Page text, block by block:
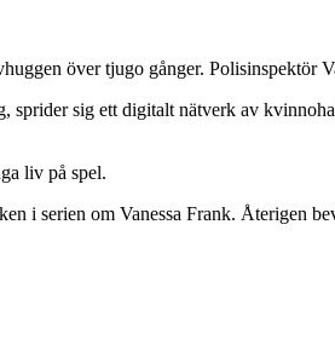
över tjugo gånger. Polisinspektör
sprider sig ett digitalt nätverk av
liv på spel.
i serien om Vanessa Frank. Återigen